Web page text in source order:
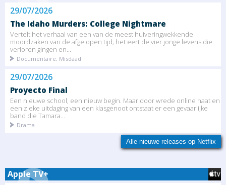
29/07/2026
The Idaho Murders: College Nightmare
Vertelt het verhaal van een van de meest huiveringwekkende
moordzaken van de afgelopen tijd; het eert de vier jonge levens die
verloren gingen en...
Documentaire, Misdaad
29/07/2026
Proyecto Final
Een nieuwe school, een nieuw begin. Maar door wrede online haat en
een zieke uitdaging van een klasgenoot ontstaat er een gevaarlijke
band die Tamara...
Drama
Alle nieuwe releases op Netflix
Apple TV+